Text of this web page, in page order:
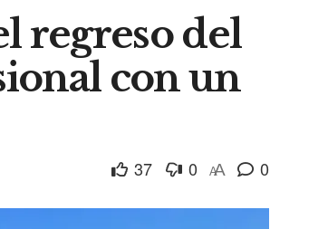
regreso del
con un
37 0 AA 0